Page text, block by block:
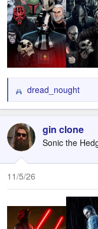
R
e
c
t
i
o
n
dread_nought
gin clone
Sonic the
11/5/26